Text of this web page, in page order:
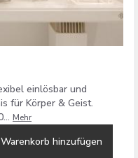
einlösbar und
für Körper & Geist.
Mehr
hinzufügen